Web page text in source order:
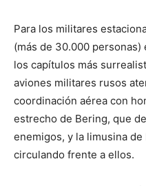
Para los militares
(más de 30.000
los capítulos más
aviones militares rusos
coordinación aérea con
estrecho de Bering, que
enemigos, y la limusina
circulando frente a ellos.